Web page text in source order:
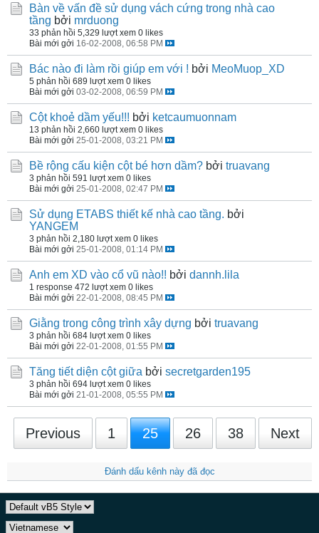
Bàn về vấn đề sử dụng vách cứng trong nhà cao
tầng bởi mrduong
33 phản hồi 5,329 lượt xem 0 likes
Bài mới gởi 16-02-2008, 06:58 PM
Bác nào đi làm rồi giúp em với ! bởi MeoMuop_XD
5 phản hồi 689 lượt xem 0 likes
Bài mới gởi 03-02-2008, 06:59 PM
Cột khoẻ dầm yếu!!! bởi ketcaumuonnam
13 phản hồi 2,660 lượt xem 0 likes
Bài mới gởi 25-01-2008, 03:21 PM
Bề rộng cấu kiện cột bé hơn dầm? bởi truavang
3 phản hồi 591 lượt xem 0 likes
Bài mới gởi 25-01-2008, 02:47 PM
Sử dụng ETABS thiết kế nhà cao tầng. bởi
YANGEM
3 phản hồi 2,180 lượt xem 0 likes
Bài mới gởi 25-01-2008, 01:14 PM
Anh em XD vào cổ vũ nào!! bởi dannh.lila
1 response 472 lượt xem 0 likes
Bài mới gởi 22-01-2008, 08:45 PM
Giằng trong công trình xây dựng bởi truavang
3 phản hồi 684 lượt xem 0 likes
Bài mới gởi 22-01-2008, 01:55 PM
Tăng tiết diện cột giữa bởi secretgarden195
3 phản hồi 694 lượt xem 0 likes
Bài mới gởi 21-01-2008, 05:55 PM
Previous 1 25 26 38 Next
Đánh dấu kênh này đã đọc